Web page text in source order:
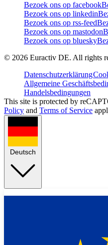
Bezoek ons op facebook
Bezoek ons op linkedin
Bezoek ons op rss-feed
Bezoek ons op mastodon
Bezoek ons op bluesky
© 2026 Euractiv DE. All rights
Datenschutzerklärung
Allgemeine
Handelsbedingungen
This site is protected by
Policy and Terms of Service
Deutsch